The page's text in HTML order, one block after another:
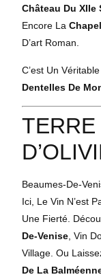
Château Du XIIe
Encore La
D’art Roman.
C’est Un
Dentelles De
Beaumes-De-
Ici, Le Vin N’est
Une Fierté.
De-Venise , Vin
Village. Ou
De La